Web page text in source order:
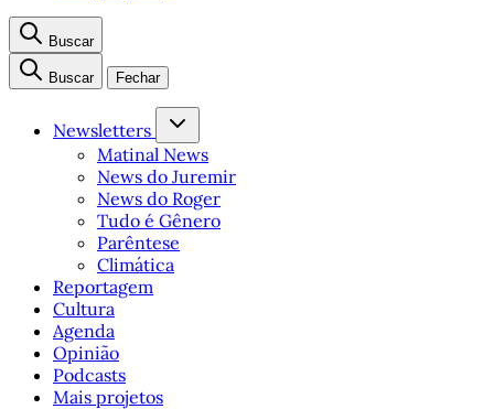
Buscar
Buscar Fechar
Newsletters
Matinal News
News do Juremir
News do Roger
Tudo é Gênero
Parêntese
Climática
Reportagem
Cultura
Agenda
Opinião
Podcasts
Mais projetos